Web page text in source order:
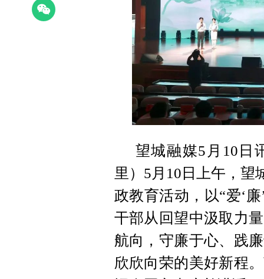
望城融媒5月10日
里）5月10日上午，望
政教育活动，以“爱‘
干部从回望中汲取力
航向，守廉于心、践
欣欣向荣的美好新程